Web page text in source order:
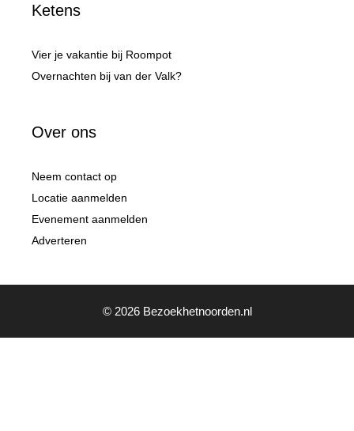
Ketens
Vier je vakantie bij Roompot
Overnachten bij van der Valk?
Over ons
Neem contact op
Locatie aanmelden
Evenement aanmelden
Adverteren
© 2026 Bezoekhetnoorden.nl